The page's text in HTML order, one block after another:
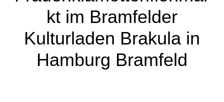
kt im Bramfelder
Kulturladen Brakula in
Hamburg Bramfeld